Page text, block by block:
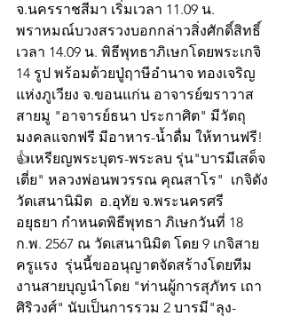
จ.นครราชสีมา เริ่มเวลา 11.09 น.
พราหมณ์บวงสรวงบอกกล่าวสิ่งศักดิ์สิทธิ์
เวลา 14.09 น. พิธีพุทธาภิเษกโดยพระเกจิ
14 รูป พร้อมด้วยปู่ฤาษีอำนาจ ทองเจริญ
แห่งภูเวียง จ.ขอนแก่น อาจารย์ฆราวาส
สายมู "อาจารย์ธนา ประกาศิต" มีวัตถุ
มงคลแจกฟรี มีอาหาร-น้ำดื่ม ให้ทานฟรี!
👍เหรียญพระบุตร-พระลบ รุ่น"บารมีเสด็จ
เตี่ย" หลวงพ่อนพวรรณ คุณสาโร"  เกจิดัง
วัดเสนานิมิต  อ.อุทัย จ.พระนครศรี
อยุธยา กำหนดพิธีพุทธา ภิเษกวันที่ 18
ก.พ. 2567 ณ วัดเสนานิมิต โดย 9 เกจิสาย
ครูแรง  รุ่นนี้ขออนุญาตจัดสร้างโดยทีม
งานสายบุญนำโดย "ท่านผู้การสุภัทร เถา
ศิริวงศ์" นับเป็นการรวม 2 บารมี"ลุง-